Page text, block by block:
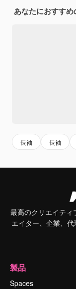
あなたにおすすめ
長袖 長袖
最高のクリエイティ
エイター、企業、
製品
Spaces